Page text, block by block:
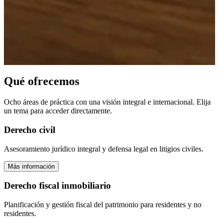
Qué ofrecemos
Ocho áreas de práctica con una visión integral e internacional. Elija
un tema para acceder directamente.
Derecho civil
Asesoramiento jurídico integral y defensa legal en litigios civiles.
Más información
Derecho fiscal inmobiliario
Planificación y gestión fiscal del patrimonio para residentes y no
residentes.